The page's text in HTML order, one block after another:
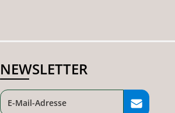
NEWSLETTER